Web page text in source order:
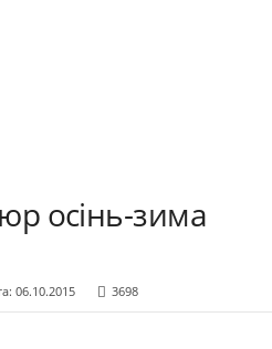
осінь-зима
06.10.2015 3698